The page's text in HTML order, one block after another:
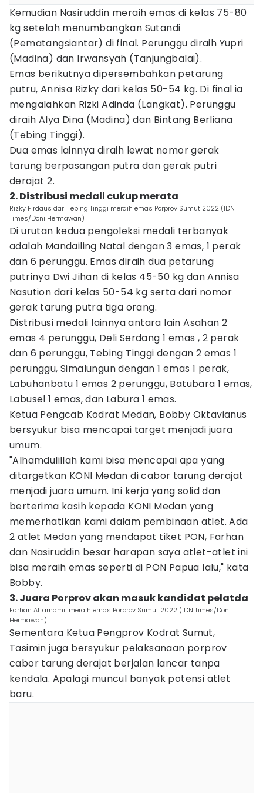
Kemudian Nasiruddin meraih emas di kelas 75-80
kg setelah menumbangkan Sutandi
(Pematangsiantar) di final. Perunggu diraih Yupri
(Madina) dan Irwansyah (Tanjungbalai).
Emas berikutnya dipersembahkan petarung
putru, Annisa Rizky dari kelas 50-54 kg. Di final ia
mengalahkan Rizki Adinda (Langkat). Perunggu
diraih Alya Dina (Madina) dan Bintang Berliana
(Tebing Tinggi).
Dua emas lainnya diraih lewat nomor gerak
tarung berpasangan putra dan gerak putri
derajat 2.
2. Distribusi medali cukup merata
Rizky Firdaus dari Tebing Tinggi meraih emas Porprov Sumut 2022 (IDN
Times/Doni Hermawan)
Di urutan kedua pengoleksi medali terbanyak
adalah Mandailing Natal dengan 3 emas, 1 perak
dan 6 perunggu. Emas diraih dua petarung
putrinya Dwi Jihan di kelas 45-50 kg dan Annisa
Nasution dari kelas 50-54 kg serta dari nomor
gerak tarung putra tiga orang.
Distribusi medali lainnya antara lain Asahan 2
emas 4 perunggu, Deli Serdang 1 emas , 2 perak
dan 6 perunggu, Tebing Tinggi dengan 2 emas 1
perunggu, Simalungun dengan 1 emas 1 perak,
Labuhanbatu 1 emas 2 perunggu, Batubara 1 emas,
Labusel 1 emas, dan Labura 1 emas.
Ketua Pengcab Kodrat Medan, Bobby Oktavianus
bersyukur bisa mencapai target menjadi juara
umum.
"Alhamdulillah kami bisa mencapai apa yang
ditargetkan KONI Medan di cabor tarung derajat
menjadi juara umum. Ini kerja yang solid dan
berterima kasih kepada KONI Medan yang
memerhatikan kami dalam pembinaan atlet. Ada
2 atlet Medan yang mendapat tiket PON, Farhan
dan Nasiruddin besar harapan saya atlet-atlet ini
bisa meraih emas seperti di PON Papua lalu," kata
Bobby.
3. Juara Porprov akan masuk kandidat pelatda
Farhan Attamamil meraih emas Porprov Sumut 2022 (IDN Times/Doni
Hermawan)
Sementara Ketua Pengprov Kodrat Sumut,
Tasimin juga bersyukur pelaksanaan porprov
cabor tarung derajat berjalan lancar tanpa
kendala. Apalagi muncul banyak potensi atlet
baru.